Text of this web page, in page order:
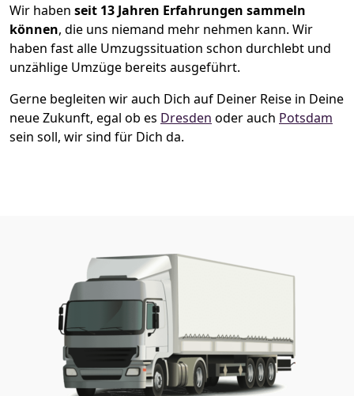
Wir haben seit 13 Jahren Erfahrungen sammeln
können, die uns niemand mehr nehmen kann. Wir
haben fast alle Umzugssituation schon durchlebt und
unzählige Umzüge bereits ausgeführt.
Gerne begleiten wir auch Dich auf Deiner Reise in Deine
neue Zukunft, egal ob es Dresden oder auch Potsdam
sein soll, wir sind für Dich da.